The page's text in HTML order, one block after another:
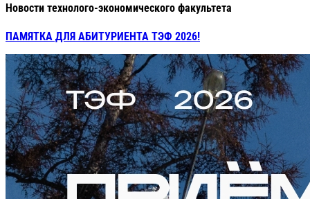
Новости технолого-экономического факультета
ПАМЯТКА ДЛЯ АБИТУРИЕНТА ТЭФ 2026!